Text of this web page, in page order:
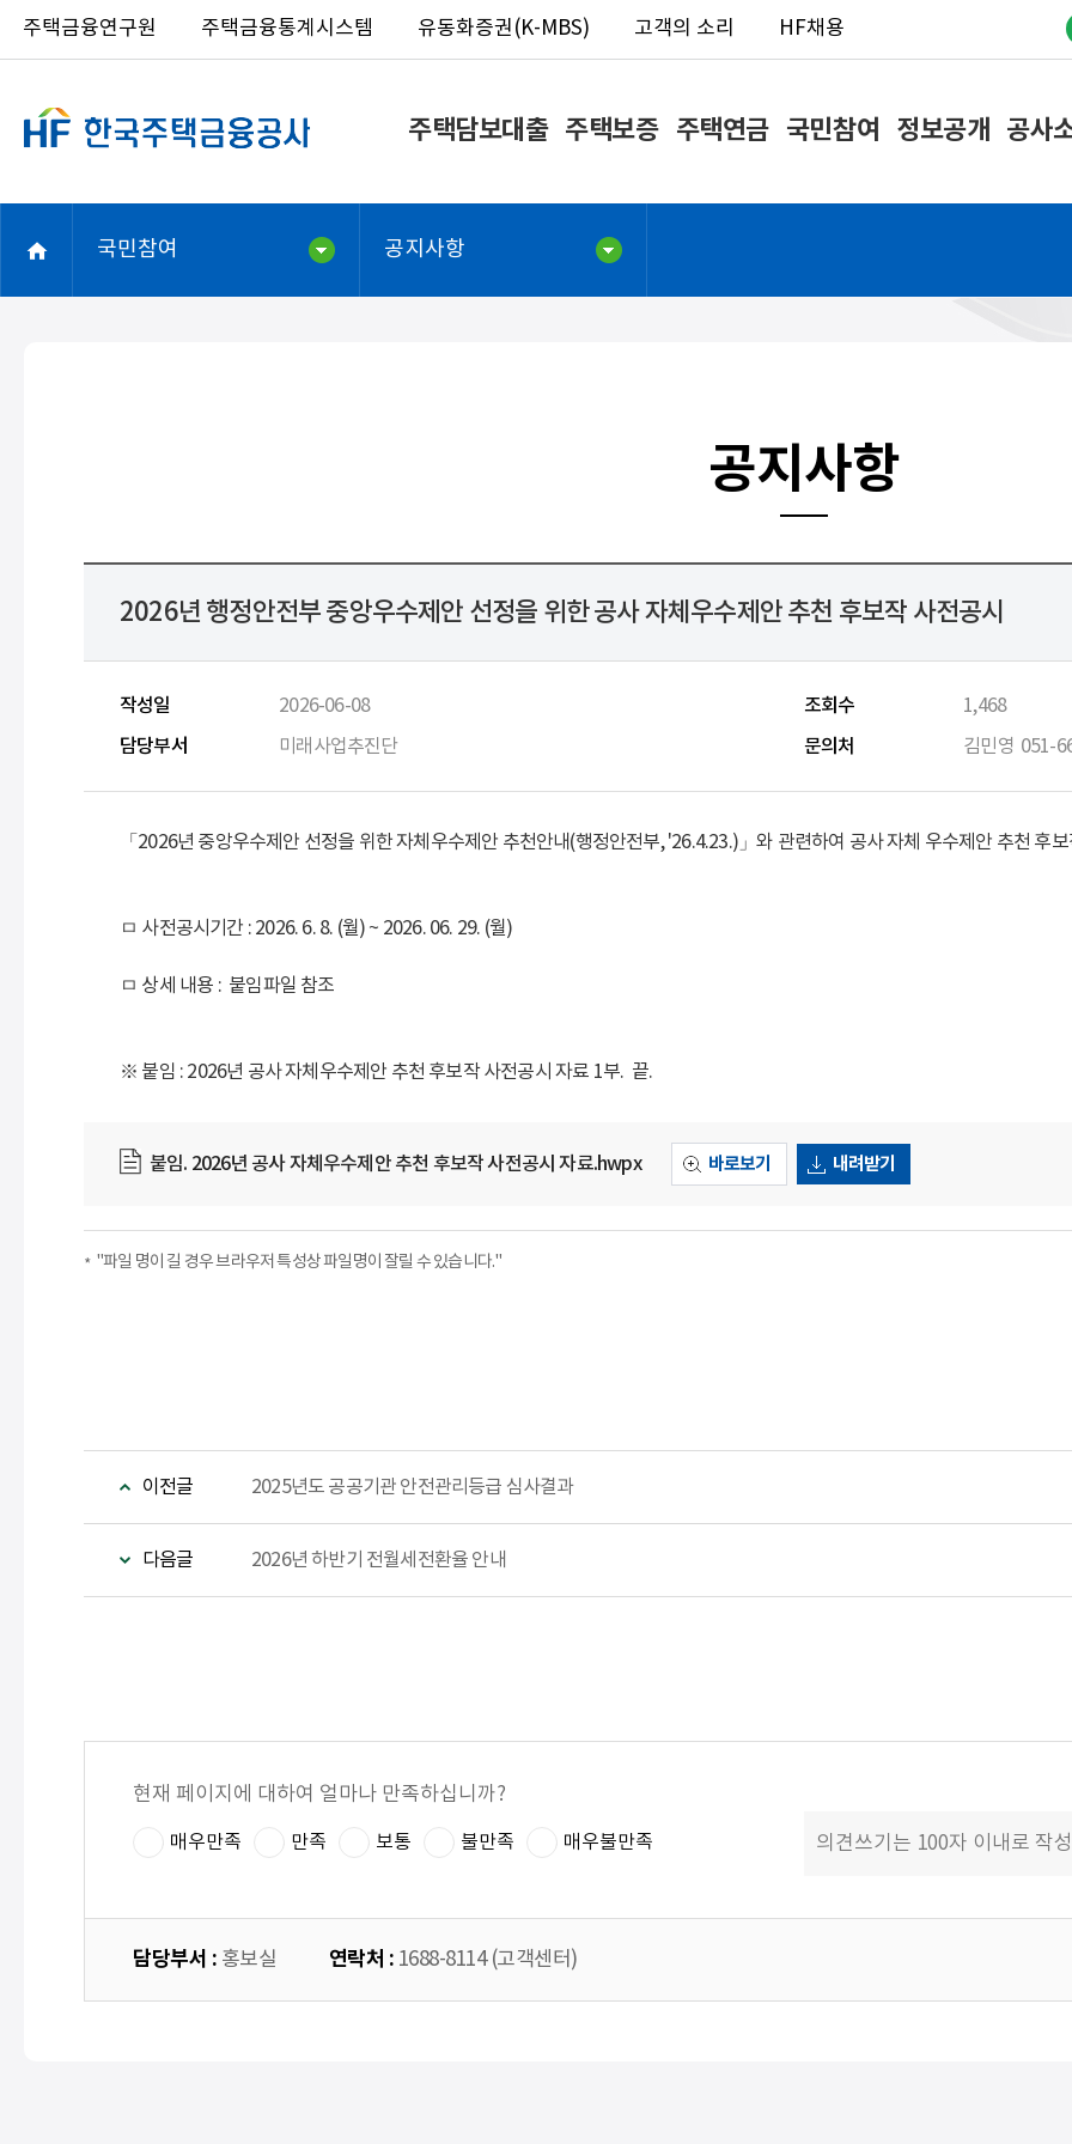
주택금융연구원 주택금융통계시스템 유동화증권(K-MBS) 고객의 소리 HF채용
주택담보대출 주택보증 주택연금 국민참여 정보공개 공사
국민참여 공지사항
공지사항
2026년 행정안전부 중앙우수제안 선정을 위한 공사 자체우수제안 추천 후보작 사전공시
작성일 2026-06-08 조회수
1,468
담당부서
미래사업추진단 문의처 김민영 051-
「 2026년 중앙우수제안 선정을 위한 자체우수제안 추천안내(행정안전부, '26.4.23.) 」와 관련하여 공사 자체 우수제안 추천 후
ㅁ 사전공시기간 : 2026. 6. 8. (월) ~ 2026. 06. 29. (월)
ㅁ 상세 내용 : 붙임파일 참조
※ 붙임 : 2026년 공사 자체우수제안 추천 후보작 사전공시 자료 1부. 끝.
붙임. 2026년 공사 자체우수제안 추천 후보작 사전공시 자료.hwpx 바로보기 내려받기
"파일 명이 길 경우 브라우저 특성상 파일명이 잘릴 수 있습니다."
이전글 2025년도 공공기관 안전관리등급 심사결과
다음글 2026년 하반기 전월세전환율 안내
현재 페이지에 대하여 얼마나 만족하십니까?
매우만족 만족 보통 불만족 매우불만족
담당부서 : 홍보실 연락처 : 1688-8114 (고객센터)